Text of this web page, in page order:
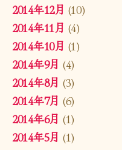
2014年12月 (10)
2014年11月 (4)
2014年10月 (1)
2014年9月 (4)
2014年8月 (3)
2014年7月 (6)
2014年6月 (1)
2014年5月 (1)